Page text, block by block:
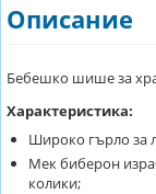
Описание
Бебешко шише за
Характеристика:
Широко гърло за
Мек биберон
колики;